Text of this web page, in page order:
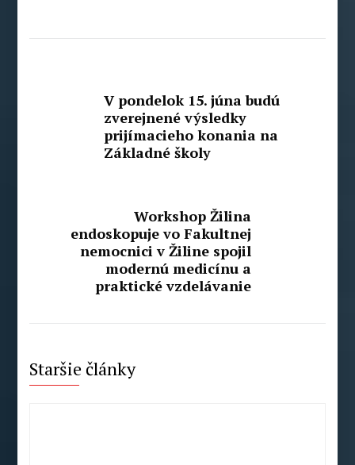
V pondelok 15. júna budú
zverejnené výsledky
prijímacieho konania na
Základné školy
Workshop Žilina
endoskopuje vo Fakultnej
nemocnici v Žiline spojil
modernú medicínu a
praktické vzdelávanie
Staršie články